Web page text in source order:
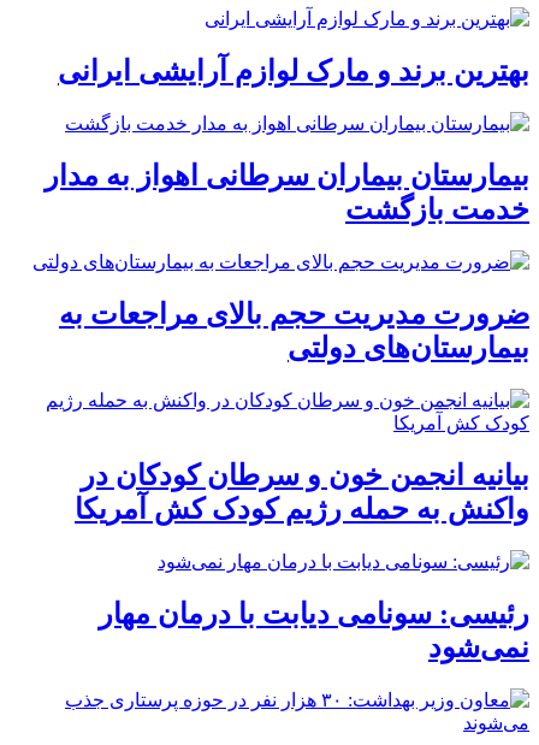
بهترین برند و مارک لوازم آرایشی ایرانی
بیمارستان بیماران سرطانی اهواز به مدار
خدمت بازگشت
ضرورت مدیریت حجم بالای مراجعات به
بیمارستان‌های دولتی
بیانیه انجمن خون و سرطان کودکان در
واکنش به حمله رژیم کودک کش آمریکا
رئیسی: سونامی دیابت با درمان مهار
نمی‌شود